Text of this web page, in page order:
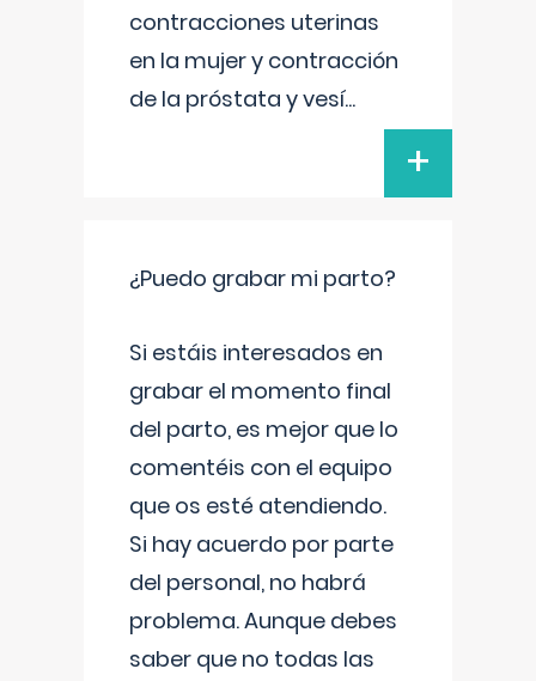
contracciones uterinas
en la mujer y contracción
de la próstata y vesí...
+
¿Puedo grabar mi parto?
Si estáis interesados en
grabar el momento final
del parto, es mejor que lo
comentéis con el equipo
que os esté atendiendo.
Si hay acuerdo por parte
del personal, no habrá
problema. Aunque debes
saber que no todas las